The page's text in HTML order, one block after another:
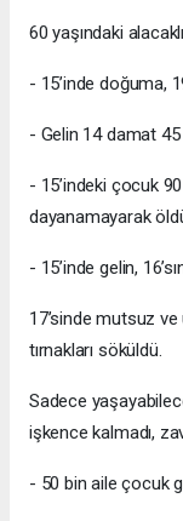
60 yaşındaki
- 15’inde doğuma,
- Gelin 14 damat 45
- 15’indeki çocuk
dayanamayarak
- 15’inde gelin,
17’sinde mutsuz
tırnakları söküldü.
Sadece
işkence kalmadı,
- 50 bin aile çocuk